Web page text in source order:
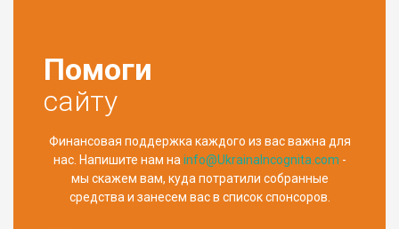
Помоги
сайту
Финансовая поддержка каждого из вас важна для
нас. Напишите нам наinfo@UkrainaIncognita.com -
мы скажем вам, куда потратили собранные
средства и занесем вас в список спонсоров.